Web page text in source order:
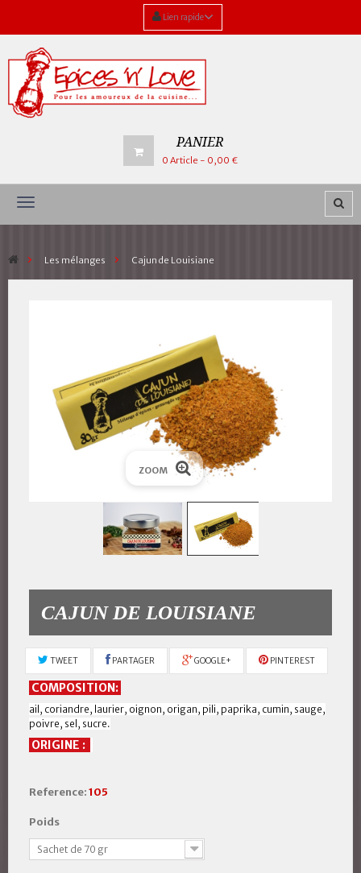
Lien rapide
PANIER
0 Article - 0,00 €
Navigation
> Les mélanges > Cajun de Louisiane
ZOOM
CAJUN DE LOUISIANE
TWEET PARTAGER GOOGLE+ PINTEREST
COMPOSITION:
ail, coriandre, laurier, oignon, origan, pili, paprika, cumin, sauge,
poivre, sel, sucre.
ORIGINE :
Reference:105
Poids
Sachet de 70 gr